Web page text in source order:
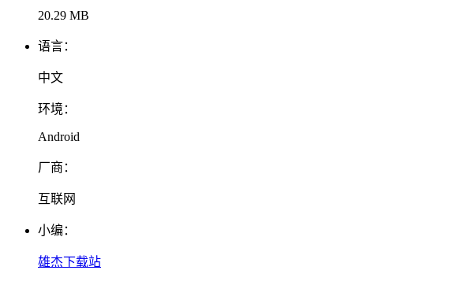
20.29 MB
语言：
中文
环境：
Android
厂商：
互联网
小编：
雄杰下载站